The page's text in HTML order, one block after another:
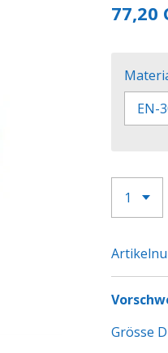
77,20
Grösse